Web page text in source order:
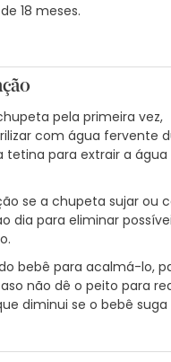
18 meses.
pela primeira vez,
com água fervente
tetina para extrair a água
se a chupeta sujar ou
dia para eliminar
bebê para acalmá-lo,
não dê o peito para
diminui se o bebê suga